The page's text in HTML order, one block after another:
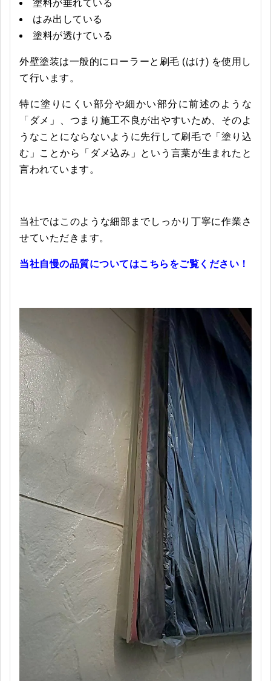
塗料が垂れている
はみ出している
塗料が透けている
外壁塗装は一般的にローラーと刷毛 (はけ) を使用し
て行います。
特に塗りにくい部分や細かい部分に前述のような
「ダメ」、つまり施工不良が出やすいため、そのよ
うなことにならないように先行して刷毛で「塗り込
む」ことから「ダメ込み」という言葉が生まれたと
言われています。
当社ではこのような細部までしっかり丁寧に作業さ
せていただきます。
当社自慢の品質についてはこちらをご覧ください！